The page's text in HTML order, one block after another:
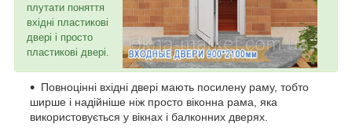
плутати поняття
вхідні пластикові
двері і просто
пластикові двері.
Повноцінні вхідні двері мають посилену раму, тобто
ширше і надійніше ніж просто віконна рама, яка
використовується у вікнах і балконних дверях.